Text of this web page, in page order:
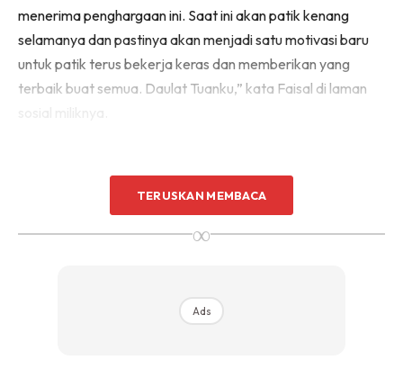
menerima penghargaan ini. Saat ini akan patik kenang
selamanya dan pastinya akan menjadi satu motivasi baru
untuk patik terus bekerja keras dan memberikan yang
terbaik buat semua. Daulat Tuanku,” kata Faisal di laman
TERUSKAN MEMBACA
∞
Ads